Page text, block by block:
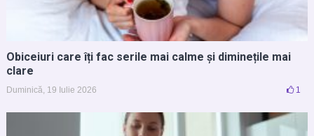
Obiceiuri care îți fac serile mai calme și diminețile mai
clare
Duminică, 19 Iulie 2026 1